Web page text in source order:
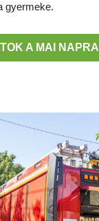
gyermeke.
A MAI NAPRA